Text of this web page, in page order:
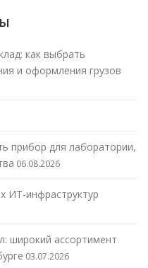
как выбрать
и оформления грузов
прибор для лаборатории,
06.08.2026
ИТ-инфраструктур
широкий ассортимент
03.07.2026